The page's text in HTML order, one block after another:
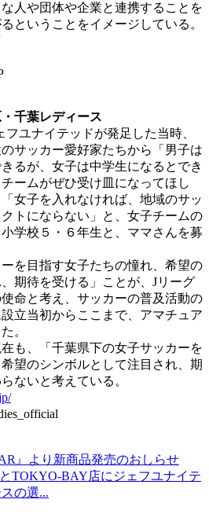
人や団体や企業と連携することを
ということをイメージしている。
千葉レディース
ユナイテッドが発足した当時、
サッカー愛好家たちから「男子は
るが、女子は中学生になるとでき
ームがぜひ受け皿になってほし
女子を入れなければ、地域のサッ
トにならない」と、女子チームの
学校５・６年生と、ママさんを募
ーを目指す女子たちの憧れ、希望の
期待を受ける」ことが、Jリーグ
命と考え、サッカーの普及活動の
立当初からここまで、アマチュア
。
も、「千葉県下の女子サッカーを
望のシンボルとして注目され、期
ないと考えている。
』より新商品発売のおしらせ
TOKYO-BAY店にジェフユナイテ
の選...